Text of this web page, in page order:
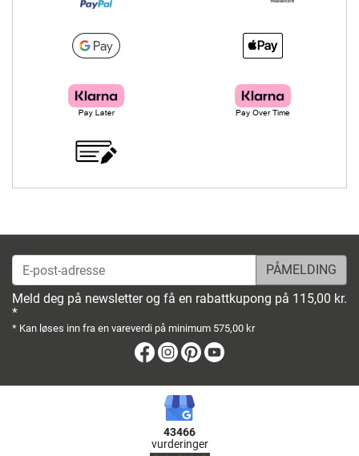
E-post-adresse
Meld deg på newsletter og få en rabattkupong på 115,00 kr.
*
* Kan løses inn fra en vareverdi på minimum 575,00 kr
Facebook
Instagram
Pinterest
43466
vurderinger